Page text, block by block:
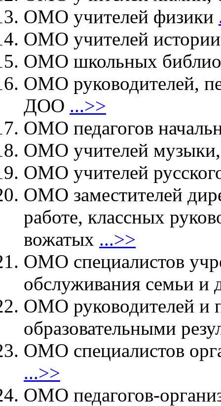
ОМО учителей физики
ОМО учителей
ОМО школьных
ОМО руководителей,
ДОО ...>>
ОМО педагогов
ОМО учителей
ОМО учителей
ОМО заместителей
работе, классных
вожатых ...>>
ОМО специалистов
обслуживания семьи и
ОМО руководителей и
образовательными
ОМО специалистов
...>>
ОМО педагогов-